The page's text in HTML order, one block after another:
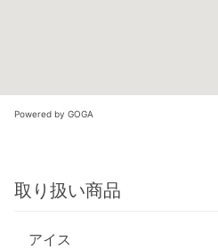
Powered by GOGA
取り扱い商品
アイス